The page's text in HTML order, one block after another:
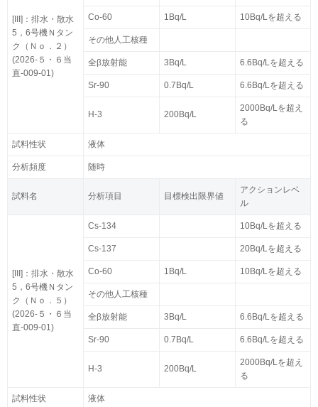
[III]：排水・散水
5，6号機Ｎタン
ク（Ｎｏ．２）
(2026-５・６当
直-009-01)
Co-60 1Bq/L 10Bq/Lを超える
その他人工核種
全β放射能 3Bq/L 6.6Bq/Lを超える
Sr-90 0.7Bq/L 6.6Bq/Lを超える
H-3 200Bq/L
2000Bq/Lを超え
る
試料性状 液体
分析頻度 随時
試料名 分析項目 目標検出限界値
アクションレベ
ル
[III]：排水・散水
5，6号機Ｎタン
ク（Ｎｏ．５）
(2026-５・６当
直-009-01)
Cs-134 10Bq/Lを超える
Cs-137 20Bq/Lを超える
Co-60 1Bq/L 10Bq/Lを超える
その他人工核種
全β放射能 3Bq/L 6.6Bq/Lを超える
Sr-90 0.7Bq/L 6.6Bq/Lを超える
H-3 200Bq/L
2000Bq/Lを超え
る
試料性状 液体